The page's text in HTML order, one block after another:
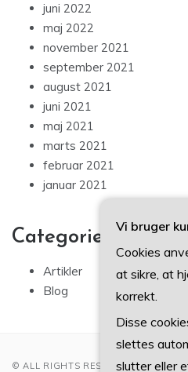
juni 2022
maj 2022
november 2021
september 2021
august 2021
juni 2021
maj 2021
marts 2021
februar 2021
januar 2021
Categories
Artikler
Blog
© ALL RIGHTS RESERVED 2022
Vi bruger
Cookies
at sikre, at
korrekt.
Disse
slettes
slutter eller